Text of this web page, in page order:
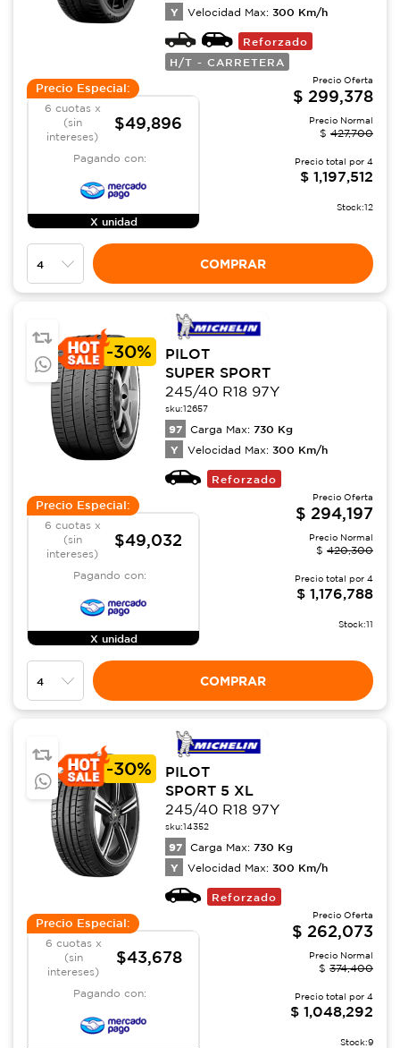
Y Velocidad Max: 300 Km/h
Reforzado
H/T - CARRETERA
Precio Especial:
6 cuotas x
(sin
intereses)
$49,896
Pagando con:
X unidad
Precio Oferta
$ 299,378
Precio Normal
$ 427,700
Precio total por 4
$ 1,197,512
Stock:12
COMPRAR
-30%
PILOT
SUPER SPORT
245/40 R18 97Y
sku:12657
97 Carga Max: 730 Kg
Y Velocidad Max: 300 Km/h
Reforzado
Precio Especial:
6 cuotas x
(sin
intereses)
$49,032
Pagando con:
X unidad
Precio Oferta
$ 294,197
Precio Normal
$ 420,300
Precio total por 4
$ 1,176,788
Stock:11
COMPRAR
-30%
PILOT
SPORT 5 XL
245/40 R18 97Y
sku:14352
97 Carga Max: 730 Kg
Y Velocidad Max: 300 Km/h
Reforzado
Precio Especial:
6 cuotas x
(sin
intereses)
$43,678
Pagando con:
Precio Oferta
$ 262,073
Precio Normal
$ 374,400
Precio total por 4
$ 1,048,292
Stock:9